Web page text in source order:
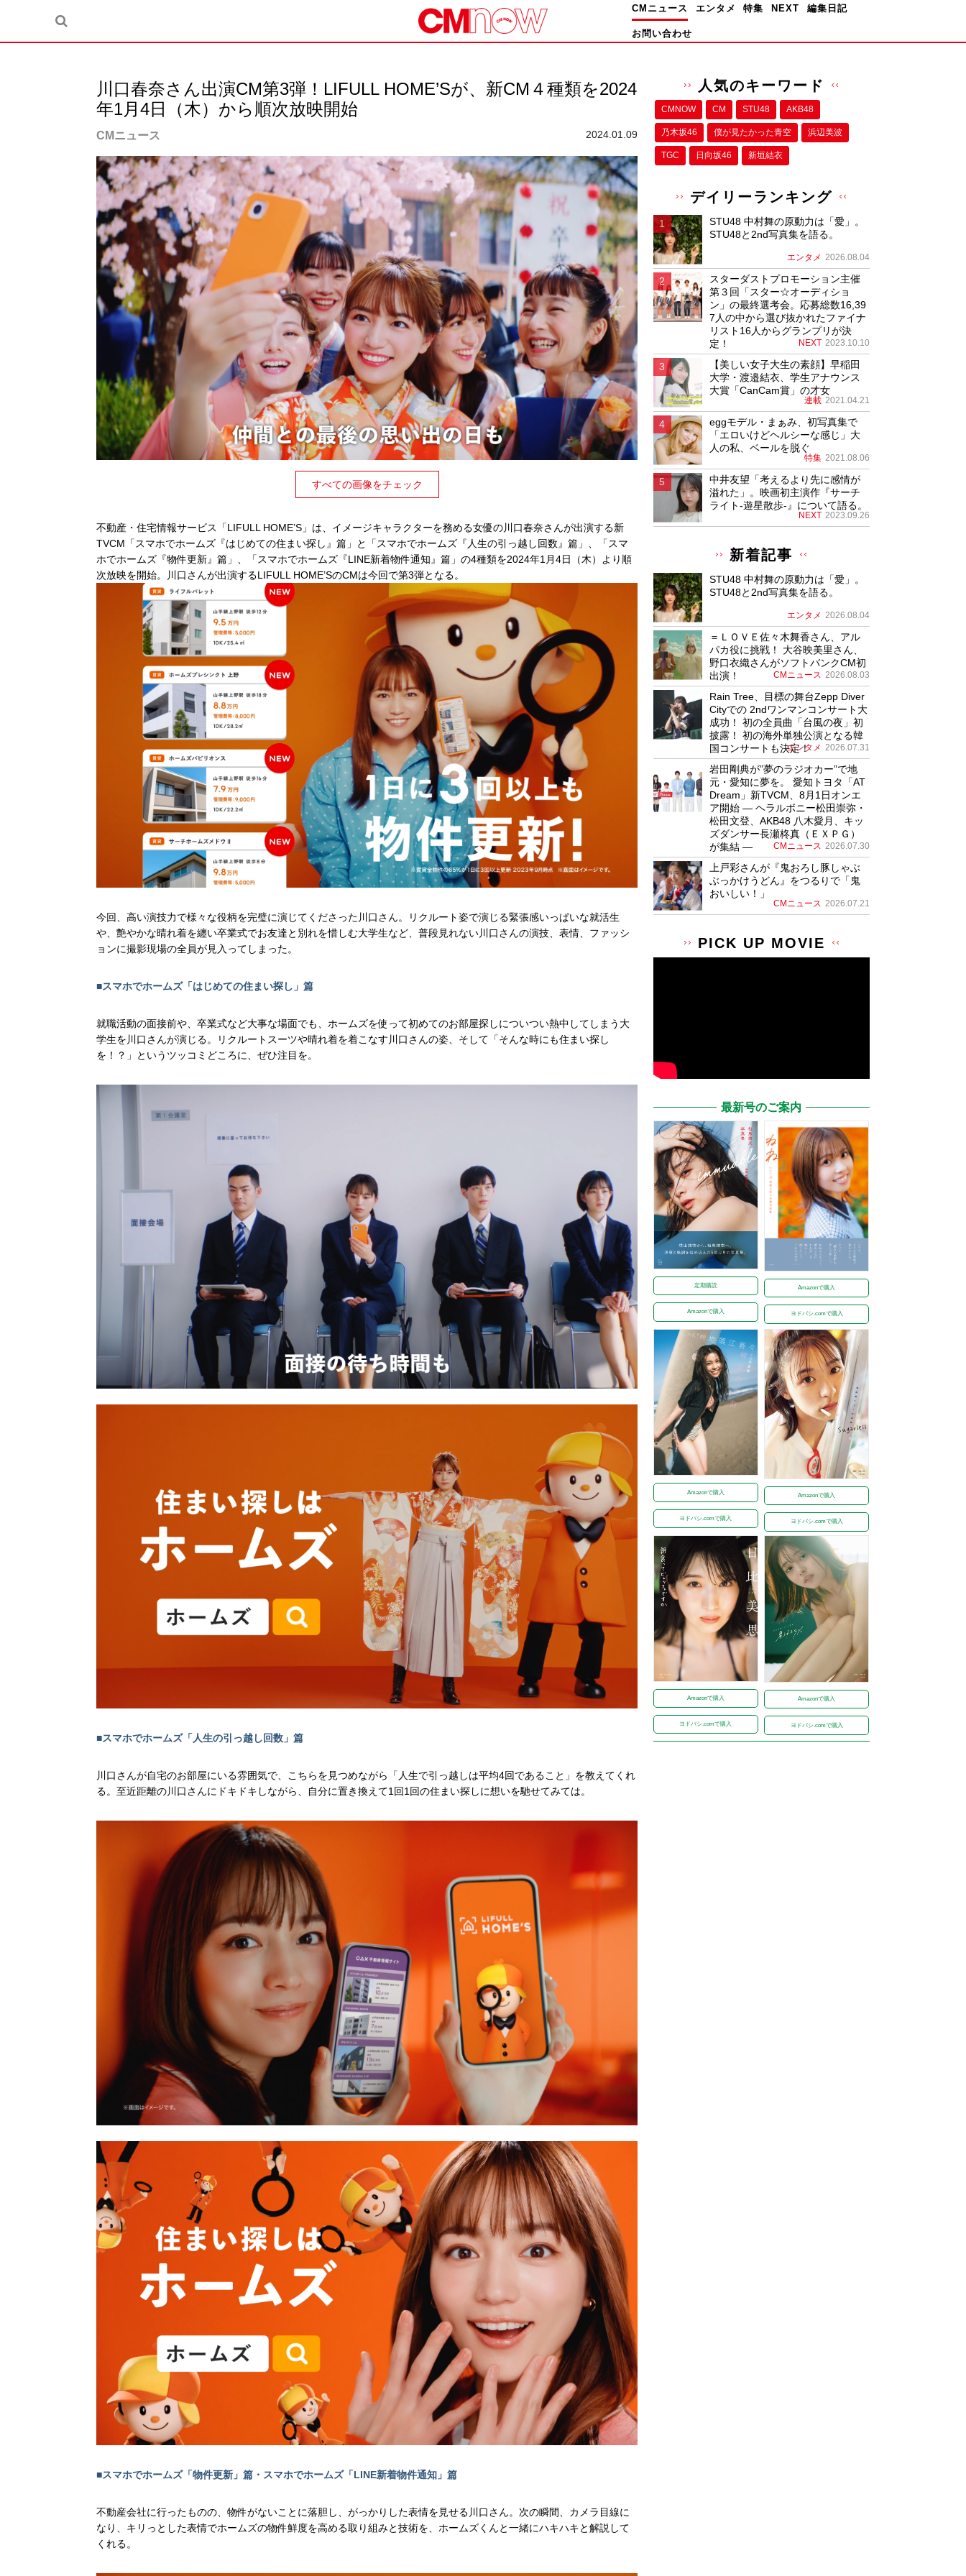
CMニュース エンタメ 特集 NEXT 編集日記
お問い合わせ
川口春奈さん出演CM第3弾！LIFULL HOME’Sが、新CM４種類を2024
年1月4日（木）から順次放映開始
CMニュース 2024.01.09
すべての画像をチェック
不動産・住宅情報サービス「LIFULL HOME’S」は、イメージキャラクターを務める女優の川口春奈さんが出演する新
TVCM「スマホでホームズ『はじめての住まい探し』篇」と「スマホでホームズ『人生の引っ越し回数』篇」、「スマ
ホでホームズ『物件更新』篇」、「スマホでホームズ『LINE新着物件通知』篇」の4種類を2024年1月4日（木）より順
次放映を開始。川口さんが出演するLIFULL HOME’SのCMは今回で第3弾となる。
今回、高い演技力で様々な役柄を完璧に演じてくださった川口さん。リクルート姿で演じる緊張感いっぱいな就活生
や、艶やかな晴れ着を纏い卒業式でお友達と別れを惜しむ大学生など、普段見れない川口さんの演技、表情、ファッシ
ョンに撮影現場の全員が見入ってしまった。
■スマホでホームズ「はじめての住まい探し」篇
就職活動の面接前や、卒業式など大事な場面でも、ホームズを使って初めてのお部屋探しについつい熱中してしまう大
学生を川口さんが演じる。リクルートスーツや晴れ着を着こなす川口さんの姿、そして「そんな時にも住まい探し
を！？」というツッコミどころに、ぜひ注目を。
■スマホでホームズ「人生の引っ越し回数」篇
川口さんが自宅のお部屋にいる雰囲気で、こちらを見つめながら「人生で引っ越しは平均4回であること」を教えてくれ
る。至近距離の川口さんにドキドキしながら、自分に置き換えて1回1回の住まい探しに想いを馳せてみては。
■スマホでホームズ「物件更新」篇・スマホでホームズ「LINE新着物件通知」篇
不動産会社に行ったものの、物件がないことに落胆し、がっかりした表情を見せる川口さん。次の瞬間、カメラ目線に
なり、キリっとした表情でホームズの物件鮮度を高める取り組みと技術を、ホームズくんと一緒にハキハキと解説して
くれる。
人気のキーワード
CMNOW CM STU48 AKB48
乃木坂46 僕が⾒たかった⻘空 浜辺美波
TGC 日向坂46 新垣結衣
デイリーランキング
STU48 中村舞の原動力は「愛」。
STU48と2nd写真集を語る。
エンタメ 2026.08.04
スターダストプロモーション主催
第３回「スター☆オーディショ
ン」の最終選考会。応募総数16,39
7人の中から選び抜かれたファイナ
リスト16人からグランプリが決
定！
NEXT 2023.10.10
【美しい女子大生の素顔】早稲田
大学・渡邉結衣、学生アナウンス
大賞「CanCam賞」の才女
連載 2021.04.21
eggモデル・まぁみ、初写真集で
「エロいけどヘルシーな感じ」大
人の私、ベールを脱ぐ
特集 2021.08.06
中井友望「考えるより先に感情が
溢れた」。映画初主演作『サーチ
ライト-遊星散歩-』について語る。
NEXT 2023.09.26
新着記事
STU48 中村舞の原動力は「愛」。
STU48と2nd写真集を語る。
エンタメ 2026.08.04
＝ＬＯＶＥ佐々木舞香さん、アル
パカ役に挑戦！ 大谷映美里さん、
野口衣織さんがソフトバンクCM初
出演！
CMニュース 2026.08.03
Rain Tree、目標の舞台Zepp Diver
Cityでの 2ndワンマンコンサート大
成功！ 初の全員曲「台風の夜」初
披露！ 初の海外単独公演となる韓
国コンサートも決定！
エンタメ 2026.07.31
岩田剛典が”夢のラジオカー”で地
元・愛知に夢を。 愛知トヨタ「AT
Dream」新TVCM、8月1日オンエ
ア開始 ― ヘラルボニー松田崇弥・
松田文登、AKB48 八木愛月、キッ
ズダンサー長瀬柊真（ＥＸＰＧ）
が集結 ―
CMニュース 2026.07.30
上戸彩さんが『鬼おろし豚しゃぶ
ぶっかけうどん』をつるりで「鬼
おいしい！」
CMニュース 2026.07.21
PICK UP MOVIE
最新号のご案内
定期購読
Amazonで購入
Amazonで購入
ヨドバシ.comで購入
Amazonで購入
ヨドバシ.comで購入
Amazonで購入
ヨドバシ.comで購入
Amazonで購入
ヨドバシ.comで購入
Amazonで購入
ヨドバシ.comで購入